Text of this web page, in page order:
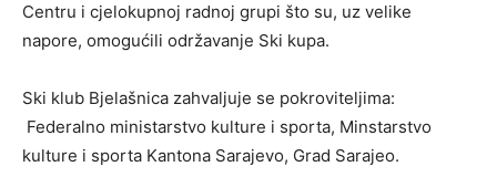
Centru i cjelokupnoj radnoj grupi što su, uz velike
napore, omogućili održavanje Ski kupa.
Ski klub Bjelašnica zahvaljuje se pokroviteljima:
Federalno ministarstvo kulture i sporta, Minstarstvo
kulture i sporta Kantona Sarajevo, Grad Sarajeo.